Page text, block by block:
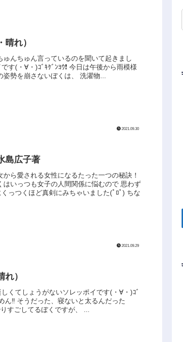
晴れ）
ゅんちゅん言っているのを聞いて起きまし
す(・∀・)ｺﾞｷｹﾞﾝﾖｳ❗️ 今日は午後から雨模様
勢を崩さないぼくは、 洗濯物...
2021.09.30
島広子著
ら愛される女性になるたった一つの秘訣！
はいっつも女子の人間関係に悩むので 思わず
っつくほど真剣にみちゃいました(ﾟﾛﾟ) ちな
2021.09.29
）
くてしょうがないソレッポイです(・∀・)ｺﾞ
めん‼️ そうだった、寝ないと太るんだった
すごしてるぼくですが、 ...